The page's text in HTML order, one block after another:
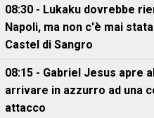
08:30 - Lukaku dovrebbe
Napoli, ma non c'è mai
Castel di Sangro
08:15 - Gabriel Jesus apre
arrivare in azzurro ad una
attacco